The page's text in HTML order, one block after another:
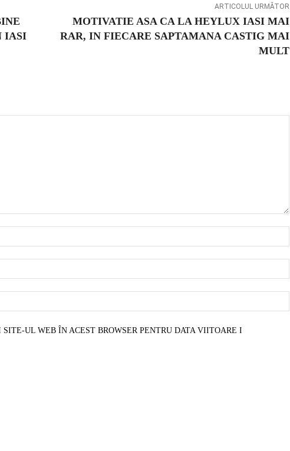
IASI
ARTICOLUL URMĂTOR
MOTIVATIE ASA CA LA HEYLUX IASI MAI
RAR, IN FIECARE SAPTAMANA CASTIG MAI
MULT
UL WEB ÎN ACEST BROWSER PENTRU DATA VIITOARE I